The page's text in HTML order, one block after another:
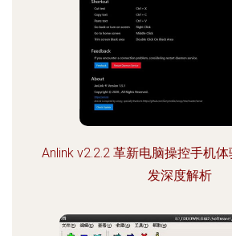
Anlink v2.2.2 革新电脑操控手机
发深度解析